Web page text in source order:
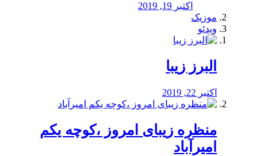
اکتبر 19, 2019
موزیک
ویدئو
البرز زیبا
اکتبر 22, 2019
منظره‌‌ زیبای امروز ،کوچه یکم
امیرآباد